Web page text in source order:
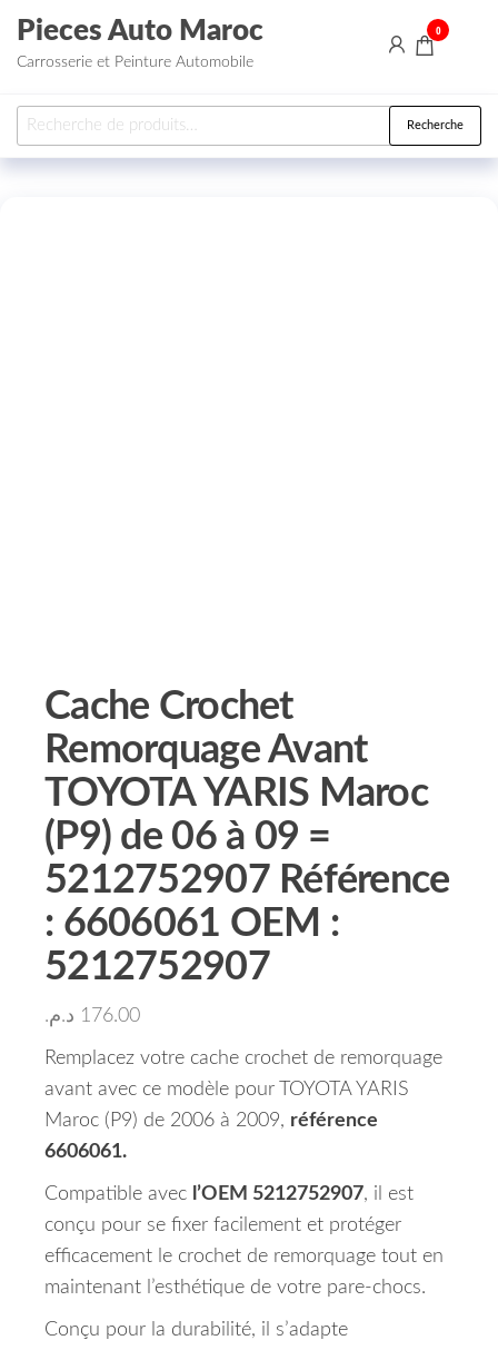
Aller au contenu
Pieces Auto Maroc
Carrosserie et Peinture Automobile
0
Recherche pour : Recherche
Cache Crochet
Remorquage Avant
TOYOTA YARIS Maroc
(P9) de 06 à 09 =
5212752907 Référence
: 6606061 OEM :
5212752907
176.00 د.م.
Remplacez votre cache crochet de remorquage
avant avec ce modèle pour TOYOTA YARIS
Maroc (P9) de 2006 à 2009, référence
6606061.
Compatible avec l’OEM 5212752907, il est
conçu pour se fixer facilement et protéger
efficacement le crochet de remorquage tout en
maintenant l’esthétique de votre pare-chocs.
Conçu pour la durabilité, il s’adapte